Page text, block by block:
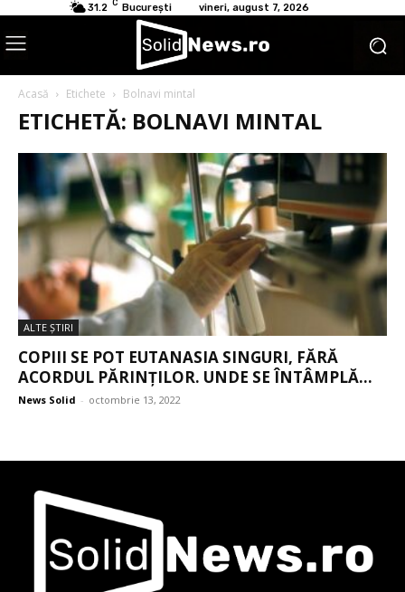
31.2 C București vineri, august 7, 2026
Acasă Etichete Bolnavi mintal
ETICHETĂ: BOLNAVI MINTAL
ALTE ŞTIRI
COPIII SE POT EUTANASIA SINGURI, FĂRĂ
ACORDUL PĂRINȚILOR. UNDE SE ÎNTÂMPLĂ...
News Solid - octombrie 13, 2022